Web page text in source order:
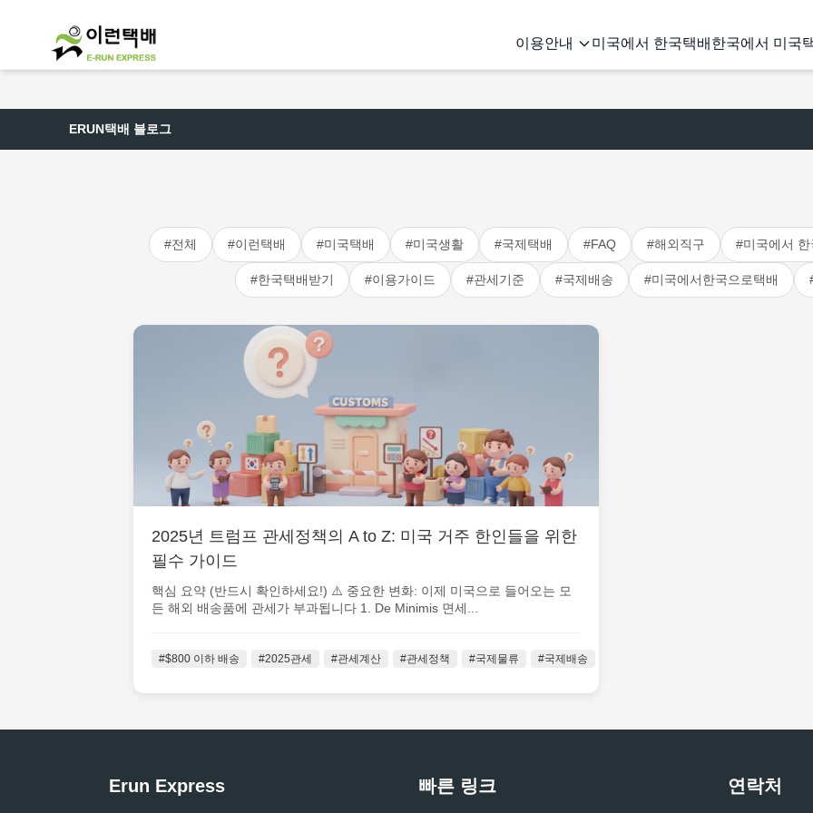
이용안내 미국에서 한국택배 한국에서 미국
ERUN택배 블로그
#전체 #이런택배 #미국택배 #미국생활 #국제택배 #FAQ #해외직구 #미국에서 한
#한국택배받기 #이용가이드 #관세기준 #국제배송 #미국에서한국으로택배
2025년 트럼프 관세정책의 A to Z: 미국 거주 한인들을 위한
필수 가이드
핵심 요약 (반드시 확인하세요!) ⚠️ 중요한 변화: 이제 미국으로 들어오는 모
든 해외 배송품에 관세가 부과됩니다 1. De Minimis 면세...
#$800 이하 배송 #2025관세 #관세계산 #관세정책 #국제물류 #국제배송
Erun Express 빠른 링크 연락처